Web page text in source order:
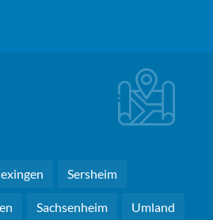
Sersheim
Sachsenheim Umland